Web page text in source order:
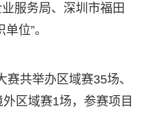
服务局、深圳市福田
位”。
赛共举办区域赛35场、
区域赛1场，参赛项目